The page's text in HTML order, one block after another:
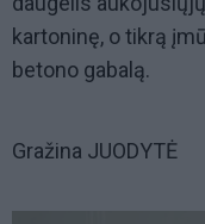
kartoninę, o tikrą
betono gabalą.
Gražina JUODYTĖ